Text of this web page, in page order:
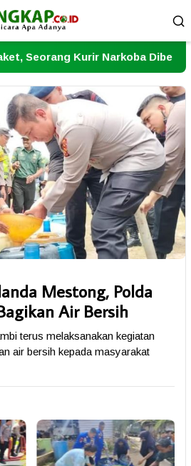
Dibekuk Polresta Jambi
Mestong, Polda
Air Bersih
terus melaksanakan kegiatan
air bersih kepada masyarakat